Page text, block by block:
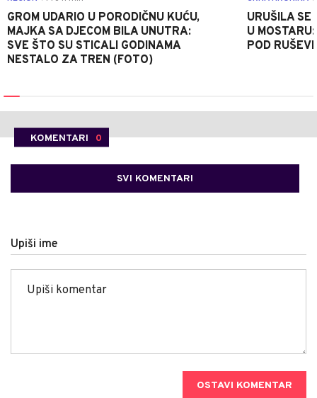
GROM UDARIO U PORODIČNU KUĆU,
MAJKA SA DJECOM BILA UNUTRA:
SVE ŠTO SU STICALI GODINAMA
NESTALO ZA TREN (FOTO)
URUŠILA
U
POD
KOMENTARI 0
SVI KOMENTARI
Upiši ime
OSTAVI KOMENTAR